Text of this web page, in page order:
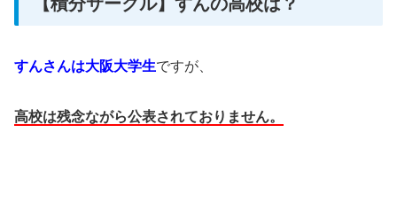
すんさんは大阪大学生ですが、
高校は残念ながら公表されておりません。